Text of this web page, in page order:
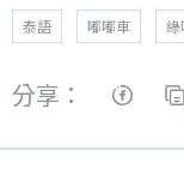
泰語 嘟嘟車 綠
分享：